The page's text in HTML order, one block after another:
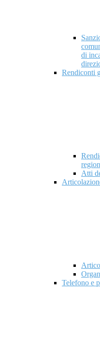
di
Rendiconti
Atti
Telefono e